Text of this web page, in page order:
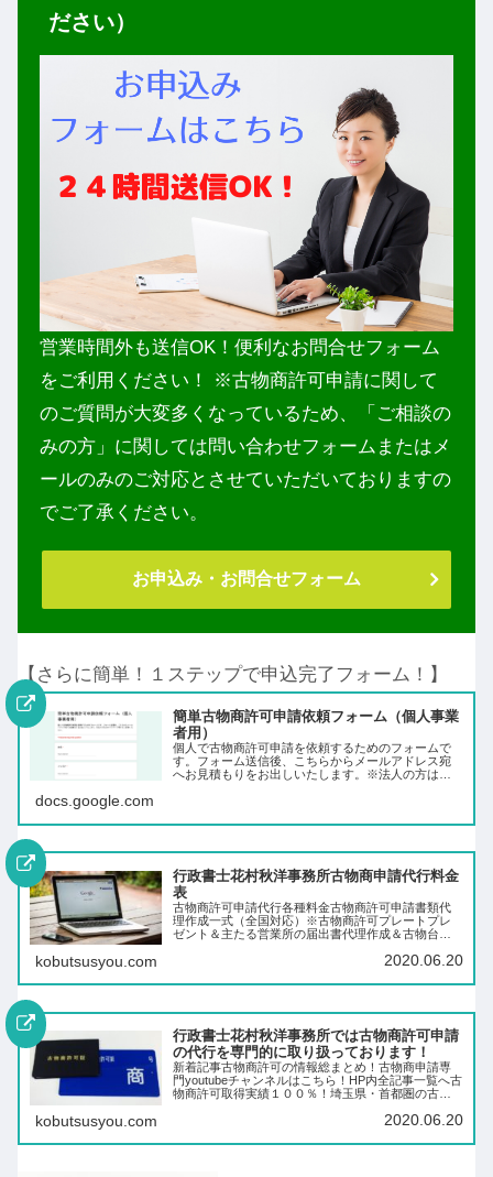
ださい）
営業時間外も送信OK！便利なお問合せフォーム
をご利用ください！ ※古物商許可申請に関して
のご質問が大変多くなっているため、「ご相談の
みの方」に関しては問い合わせフォームまたはメ
ールのみのご対応とさせていただいておりますの
でご了承ください。
お申込み・お問合せフォーム
【さらに簡単！１ステップで申込完了フォーム！】
簡単古物商許可申請依頼フォーム（個人事業
者用）
個人で古物商許可申請を依頼するためのフォームで
す。フォーム送信後、こちらからメールアドレス宛
へお見積もりをお出しいたします。※法人の方はホ
docs.google.com
行政書士花村秋洋事務所古物商申請代行料金
表
古物商許可申請代行各種料金古物商許可申請書類代
理作成一式（全国対応）※古物商許可プレートプレ
ゼント＆主たる営業所の届出書代理作成＆古物台帳
００円 ※URLの同時申請＋４,000円 法人
kobutsusyou.com 2020.06.20
行政書士花村秋洋事務所では古物商許可申請
の代行を専門的に取り扱っております！
新着記事古物商許可の情報総まとめ！古物商申請専
門youtubeチャンネルはこちら！HP内全記事一覧へ古
物商許可取得実績１００％！埼玉県・首都圏の古物
むらあきひろ）事務所では古物商許可申請につい
kobutsusyou.com 2020.06.20